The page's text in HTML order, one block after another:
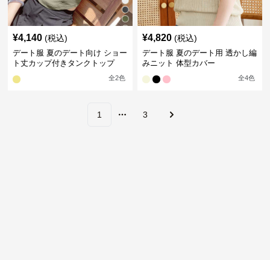
¥4,140 (税込)
デート服 夏のデート向け ショー
ト丈カップ付きタンクトップ
全2色
¥4,820 (税込)
デート服 夏のデート用 透かし編
みニット 体型カバー
全4色
1
More pages
3